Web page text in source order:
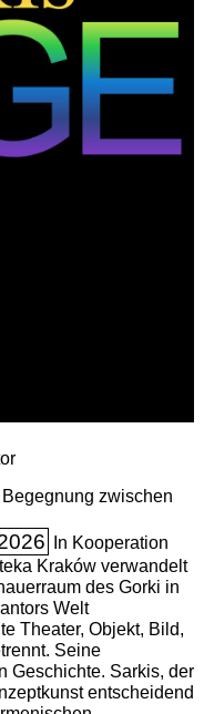
zwischen
In Kooperation
Kraków verwandelt
des Gorki in
Welt
Theater, Objekt, Bild,
Seine
Geschichte. Sarkis, der
entscheidend